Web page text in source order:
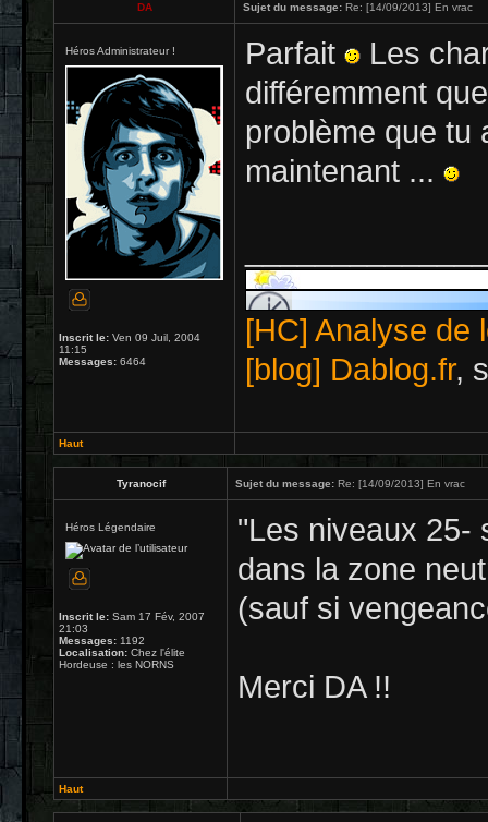
DA Sujet du message: Re: [14/09/2013] En vrac
Héros Administrateur !
Inscrit le: Ven 09 Juil, 2004
11:15
Messages: 6464
Parfait
Les
différemment
problème que tu
maintenant ...
[HC] Analyse de
[blog] Dablog.fr,
Haut
Tyranocif Sujet du message: Re: [14/09/2013] En vrac
Héros Légendaire
Inscrit le: Sam 17 Fév, 2007
21:03
Messages: 1192
Localisation: Chez l'élite
Hordeuse : les NORNS
"Les niveaux 25-
dans la zone
(sauf si
Merci DA !!
Haut